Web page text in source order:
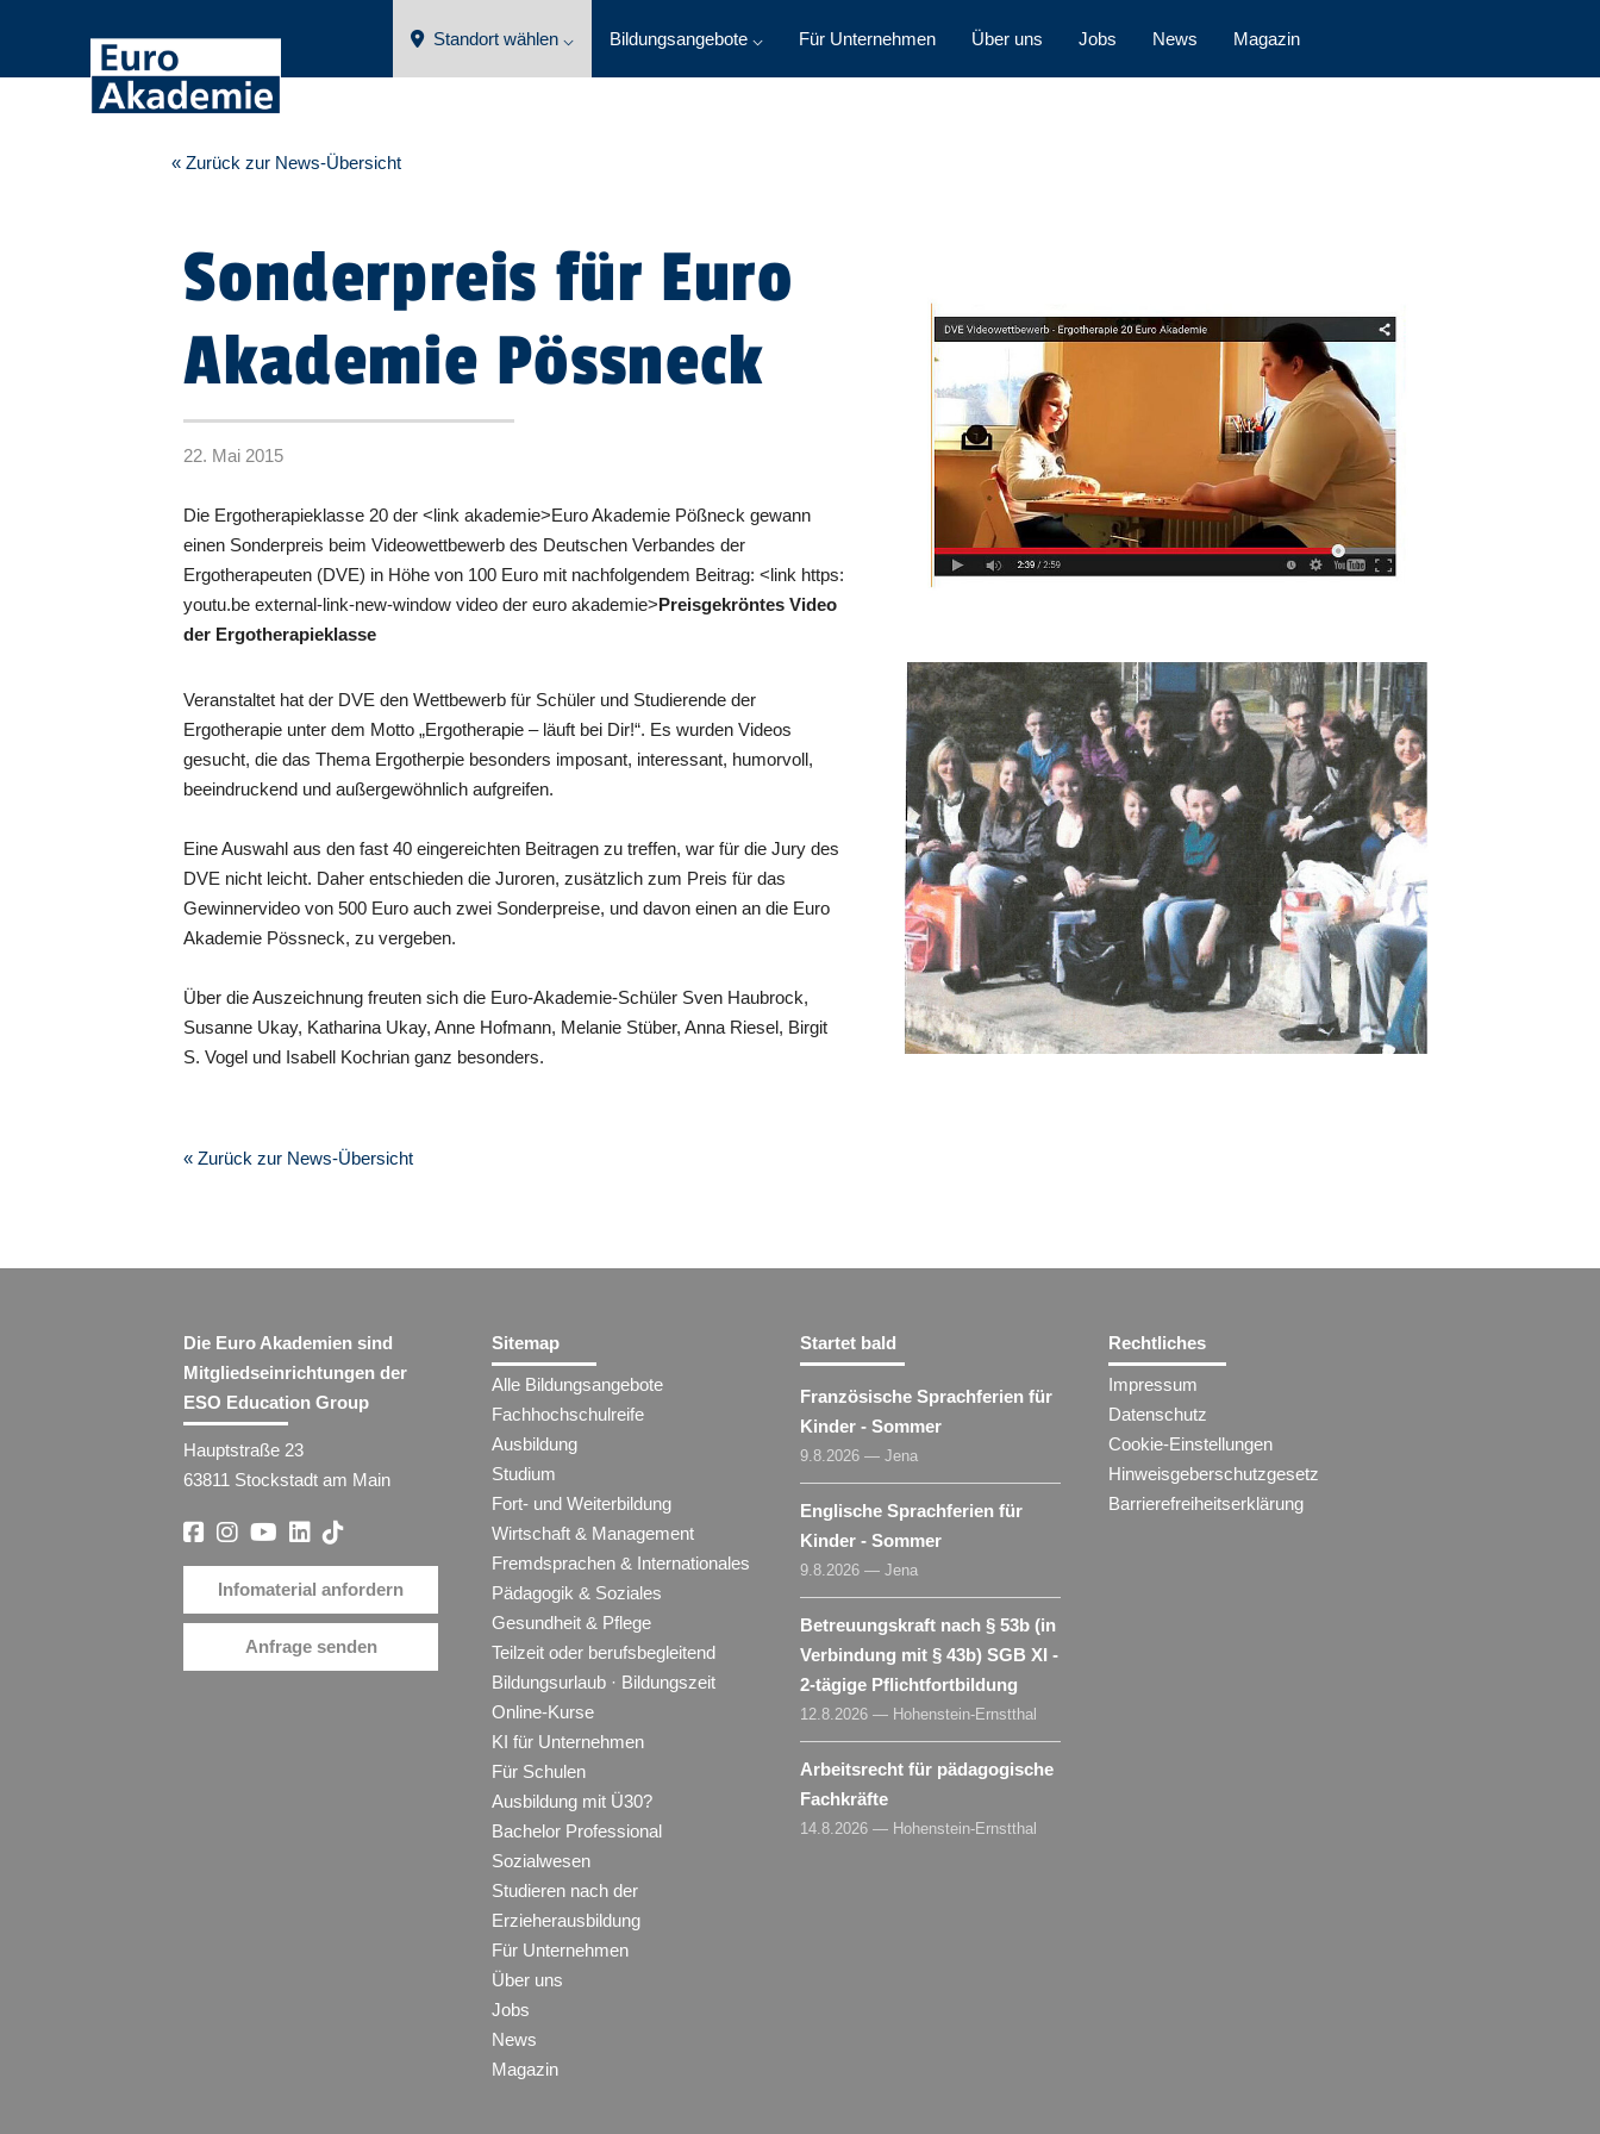
Standort wählen ⌵ Bildungsangebote ⌵ Für Unternehmen Über uns Jobs News Magazin
« Zurück zur News-Übersicht
Sonderpreis für Euro
Akademie Pössneck
22. Mai 2015
Die Ergotherapieklasse 20 der <link akademie>Euro Akademie Pößneck gewann
einen Sonderpreis beim Videowettbewerb des Deutschen Verbandes der
Ergotherapeuten (DVE) in Höhe von 100 Euro mit nachfolgendem Beitrag: <link https:
youtu.be external-link-new-window video der euro akademie>Preisgekröntes Video
der Ergotherapieklasse
Veranstaltet hat der DVE den Wettbewerb für Schüler und Studierende der
Ergotherapie unter dem Motto „Ergotherapie – läuft bei Dir!“. Es wurden Videos
gesucht, die das Thema Ergotherpie besonders imposant, interessant, humorvoll,
beeindruckend und außergewöhnlich aufgreifen.
Eine Auswahl aus den fast 40 eingereichten Beitragen zu treffen, war für die Jury des
DVE nicht leicht. Daher entschieden die Juroren, zusätzlich zum Preis für das
Gewinnervideo von 500 Euro auch zwei Sonderpreise, und davon einen an die Euro
Akademie Pössneck, zu vergeben.
Über die Auszeichnung freuten sich die Euro-Akademie-Schüler Sven Haubrock,
Susanne Ukay, Katharina Ukay, Anne Hofmann, Melanie Stüber, Anna Riesel, Birgit
S. Vogel und Isabell Kochrian ganz besonders.
« Zurück zur News-Übersicht
Die Euro Akademien sind
Mitgliedseinrichtungen der
ESO Education Group
Hauptstraße 23
63811 Stockstadt am Main
Infomaterial anfordern
Anfrage senden
Sitemap
Alle Bildungsangebote
Fachhochschulreife
Ausbildung
Studium
Fort- und Weiterbildung
Wirtschaft & Management
Fremdsprachen & Internationales
Pädagogik & Soziales
Gesundheit & Pflege
Teilzeit oder berufsbegleitend
Bildungsurlaub · Bildungszeit
Online-Kurse
KI für Unternehmen
Für Schulen
Ausbildung mit Ü30?
Bachelor Professional
Sozialwesen
Studieren nach der
Erzieherausbildung
Für Unternehmen
Über uns
Jobs
News
Magazin
Startet bald
Französische Sprachferien für
Kinder - Sommer
9.8.2026 — Jena
Englische Sprachferien für
Kinder - Sommer
9.8.2026 — Jena
Betreuungskraft nach § 53b (in
Verbindung mit § 43b) SGB XI -
2-tägige Pflichtfortbildung
12.8.2026 — Hohenstein-Ernstthal
Arbeitsrecht für pädagogische
Fachkräfte
14.8.2026 — Hohenstein-Ernstthal
Rechtliches
Impressum
Datenschutz
Cookie-Einstellungen
Hinweisgeberschutzgesetz
Barrierefreiheitserklärung